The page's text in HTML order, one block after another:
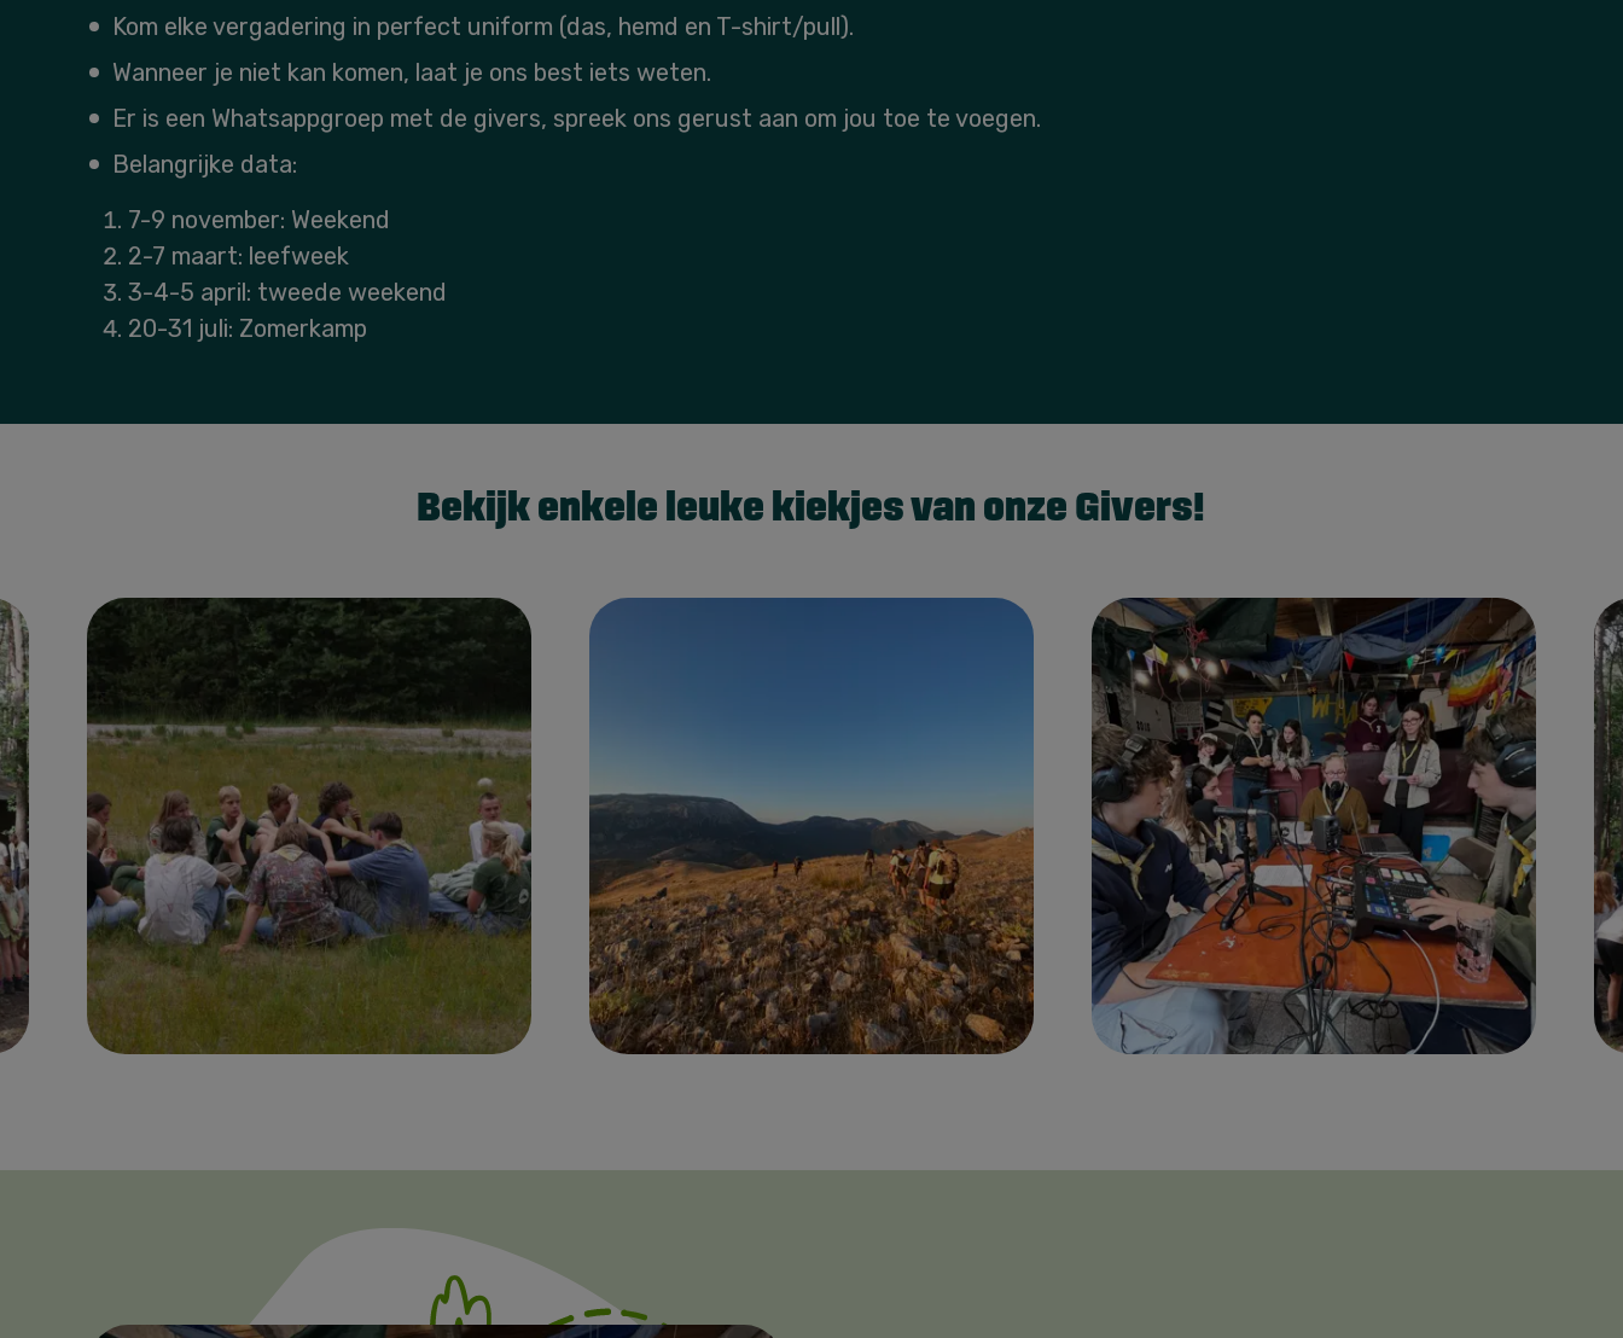
Kom elke vergadering in perfect uniform (das, hemd en T-shirt/pull).
Wanneer je niet kan komen, laat je ons best iets weten.
Er is een Whatsappgroep met de givers, spreek ons gerust aan om jou toe te voegen.
Belangrijke data:
7-9 november: Weekend
2-7 maart: leefweek
3-4-5 april: tweede weekend
20-31 juli: Zomerkamp
Bekijk enkele leuke kiekjes van onze Givers!